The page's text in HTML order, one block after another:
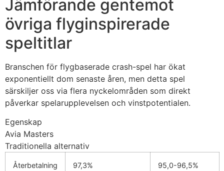
Jämförande gentemot
övriga flyginspirerade
speltitlar
Branschen för flygbaserade crash-spel har ökat
exponentiellt dom senaste åren, men detta spel
särskiljer oss via flera nyckelområden som direkt
påverkar spelarupplevelsen och vinstpotentialen.
Egenskap
Avia Masters
Traditionella alternativ
Återbetalning
97,3% 95,0-96,5%